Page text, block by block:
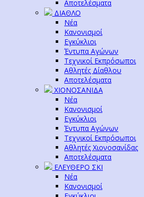
Αποτελέσματα
ΔΙΑΘΛΟ
Νέα
Κανονισμοί
Εγκύκλιοι
Έντυπα Αγώνων
Τεχνικοί Εκπρόσωποι
Αθλητές Δίαθλου
Αποτελέσματα
ΧΙΟΝΟΣΑΝΙΔΑ
Νέα
Κανονισμοί
Εγκύκλιοι
Έντυπα Αγώνων
Τεχνικοί Εκπρόσωποι
Αθλητές Χιονοσανίδας
Αποτελέσματα
ΕΛΕΥΘΕΡΟ ΣΚΙ
Νέα
Κανονισμοί